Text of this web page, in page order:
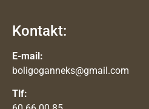
Kontakt:
E-mail:
boligoganneks@gmail.com
Tlf: